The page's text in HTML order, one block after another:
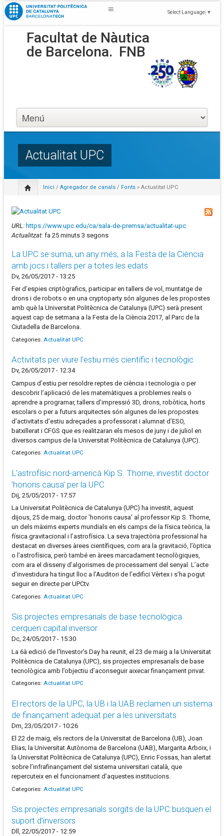
Select Language ▼
Facultat de Nàutica
de Barcelona. FNB
Actualitat UPC
Inici / Agregador de canals / Fonts » Actualitat UPC
URL: https://www.upc.edu/ca/sala-de-premsa/actualitat-upc
Actualitzat: fa 25 minuts 3 segons
La UPC se suma, un any més, a la Festa de la Ciència
amb jocs i tallers per a totes les edats
Dv, 26/05/2017 - 13:25
Fer d’espies criptògrafics, participar en tallers de vol, muntatge de
drons i de robots o en una cryptoparty són algunes de les propostes
amb què la Universitat Politècnica de Catalunya (UPC) serà present
aquest cap de setmana a la Festa de la Ciència 2017, al Parc de la
Ciutadella de Barcelona.
Categories: Actualitat UPC
Activitats per viure l’estiu més científic i tecnològic
Dv, 26/05/2017 - 12:34
Campus d’estiu per resoldre reptes de ciència i tecnologia o per
descobrir l’aplicació de les matemàtiques a problemes reals o
aprendre a programar, tallers d’impressió 3D, drons, robòtica, horts
escolars o per a futurs arquitectes són algunes de les propostes
d’activitats d’estiu adreçades a professorat i alumnat d’ESO,
batxillerat i CFGS que es realitzaran els mesos de juny i de juliol en
diversos campus de la Universitat Politècnica de Catalunya (UPC).
Categories: Actualitat UPC
L’astrofísic nord-americà Kip S. Thorne, investit doctor
'honoris causa' per la UPC
Dij, 25/05/2017 - 17:57
La Universitat Politècnica de Catalunya (UPC) ha investit, aquest
dijous, 25 de maig, doctor 'honoris causa' al professor Kip S. Thorne,
un dels màxims experts mundials en els camps de la física teòrica, la
física gravitacional i l’astrofísica. La seva trajectòria professional ha
destacat en diverses àrees científiques, com ara la gravitació, l’òptica
o l’astrofísica, però també en àrees marcadament tecnològiques,
com ara el disseny d’algorismes de processament del senyal. L’acte
d’investidura ha tingut lloc a l’Auditori de l’edifici Vèrtex i s’ha pogut
seguir en directe per UPCtv.
Categories: Actualitat UPC
Sis projectes empresarials de base tecnològica
cerquen capital inversor
Dc, 24/05/2017 - 15:30
La 6à edició de l'Investor’s Day ha reunit, el 23 de maig a la Universitat
Politècnica de Catalunya (UPC), sis projectes empresarials de base
tecnològica amb l’objectiu d’aconseguir aixecar finançament privat.
Categories: Actualitat UPC
El rectors de la UPC, la UB i la UAB reclamen un sistema
de finançament adequat per a les universitats
Dm, 23/05/2017 - 10:26
El 22 de maig, els rectors de la Universitat de Barcelona (UB), Joan
Elias; la Universitat Autònoma de Barcelona (UAB), Margarita Arboix, i
la Universitat Politècnica de Catalunya (UPC), Enric Fossas, han alertat
sobre l’infrafinançament del sistema universitari català, que
repercuteix en el funcionament d’aquestes institucions.
Categories: Actualitat UPC
Sis projectes empresarials sorgits de la UPC busquen el
suport d’inversors
Dll, 22/05/2017 - 12:59